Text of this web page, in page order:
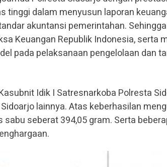
tinggi dalam menyusun laporan
akuntansi pemerintahan.
Keuangan Republik Indonesia, serta
pada pelaksanaan pengelolaan dan
Idik I Satresnarkoba Polresta
lainnya. Atas keberhasilan
seberat 394,05 gram. Serta